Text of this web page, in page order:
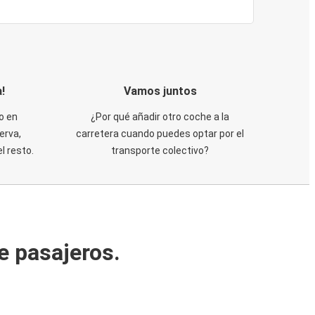
en
resto.
Vamos juntos
¿Por qué añadir otro coche a la
carretera cuando puedes optar por el
transporte colectivo?
pasajeros.